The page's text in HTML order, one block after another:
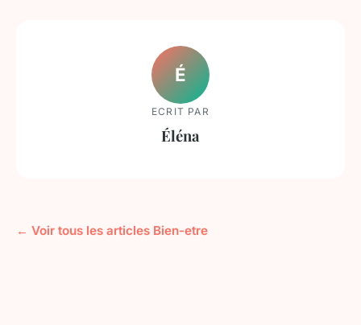
É
ECRIT PAR
Éléna
← Voir tous les articles Bien-etre